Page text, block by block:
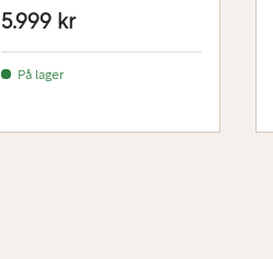
5.999 kr
På lager